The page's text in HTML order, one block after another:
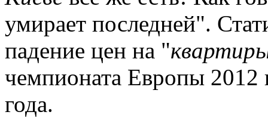
умирает последней".
падение цен на "
чемпионата Европы 2012
года.